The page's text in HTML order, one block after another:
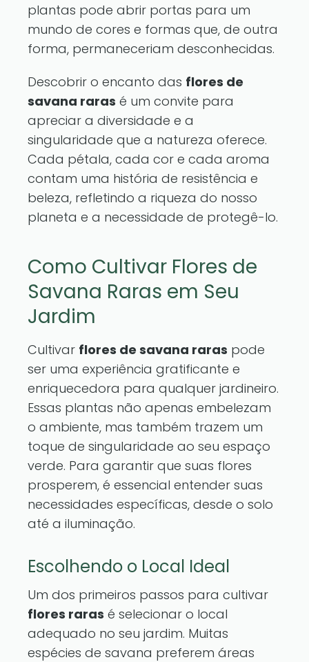
plantas pode abrir portas para um
mundo de cores e formas que, de outra
forma, permaneceriam desconhecidas.
Descobrir o encanto das flores de
savana raras é um convite para
apreciar a diversidade e a
singularidade que a natureza oferece.
Cada pétala, cada cor e cada aroma
contam uma história de resistência e
beleza, refletindo a riqueza do nosso
planeta e a necessidade de protegê-lo.
Como Cultivar Flores de
Savana Raras em Seu
Jardim
Cultivar flores de savana raras pode
ser uma experiência gratificante e
enriquecedora para qualquer jardineiro.
Essas plantas não apenas embelezam
o ambiente, mas também trazem um
toque de singularidade ao seu espaço
verde. Para garantir que suas flores
prosperem, é essencial entender suas
necessidades específicas, desde o solo
até a iluminação.
Escolhendo o Local Ideal
Um dos primeiros passos para cultivar
flores raras é selecionar o local
adequado no seu jardim. Muitas
espécies de savana preferem áreas